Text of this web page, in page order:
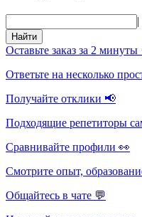
|
Найти
Оставьте заказ за 2 минуты
Ответьте на несколько
Получайте отклики 📢
Подходящие репетиторы
Сравнивайте профили 👀
Смотрите опыт,
Общайтесь в чате 💬